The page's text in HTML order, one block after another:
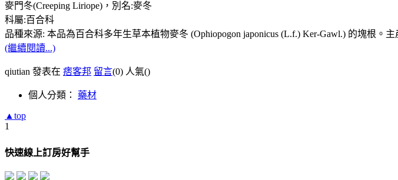
麥門冬(Creeping Liriope)，別名:麥冬
科屬:百合科
品種來源: 本品為百合科多年生草本植物麥冬 (Ophiopogon japonicus (L.f.) Ker-Gawl.) 的塊根。
(繼續閱讀...)
qiutian 發表在 痞客邦 留言(0) 人氣()
個人分類： 藥材
▲top
1
快速線上訂房好幫手